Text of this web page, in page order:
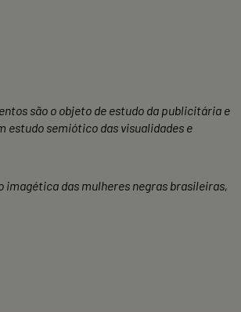
são o objeto de estudo da publicitária e
estudo semiótico das visualidades e
imagética das mulheres negras brasileiras,